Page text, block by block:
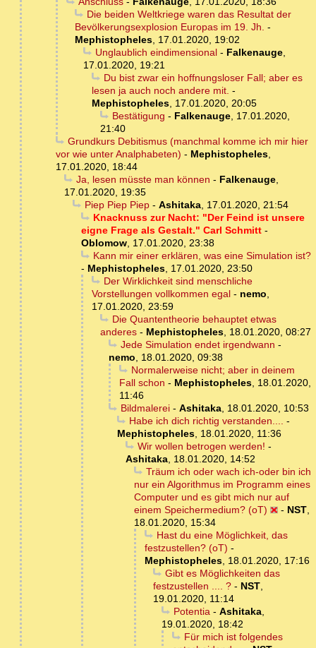
Die beiden Weltkriege waren das Resultat der
Bevölkerungsexplosion Europas im 19. Jh. -
Mephistopheles, 17.01.2020, 19:02
Unglaublich eindimensional- Falkenauge,
17.01.2020, 19:21
Du bist zwar ein hoffnungsloser Fall; aber es
lesen ja auch noch andere mit. -
Mephistopheles, 17.01.2020, 20:05
Bestätigung - Falkenauge, 17.01.2020,
21:40
Grundkurs Debitismus (manchmal komme ich mir hier
vor wie unter Analphabeten) - Mephistopheles,
17.01.2020, 18:44
Ja, lesen müsste man können - Falkenauge,
17.01.2020, 19:35
Piep Piep Piep- Ashitaka, 17.01.2020, 21:54
Knacknuss zur Nacht: "Der Feind ist unsere
eigne Frage als Gestalt." Carl Schmitt -
Oblomow, 17.01.2020, 23:38
Kann mir einer erklären, was eine Simulation ist?
- Mephistopheles, 17.01.2020, 23:50
Der Wirklichkeit sind menschliche
Vorstellungen vollkommen egal - nemo,
17.01.2020, 23:59
Die Quantentheorie behauptet etwas
anderes - Mephistopheles, 18.01.2020, 08:27
Jede Simulation endet irgendwann -
nemo, 18.01.2020, 09:38
Normalerweise nicht; aber in deinem
Fall schon - Mephistopheles, 18.01.2020,
11:46
Bildmalerei- Ashitaka, 18.01.2020, 10:53
Habe ich dich richtig verstanden.... -
Mephistopheles, 18.01.2020, 11:36
Wir wollen betrogen werden! -
Ashitaka, 18.01.2020, 14:52
Träum ich oder wach ich-oder bin ich
nur ein Algorithmus im Programm eines
Computer und es gibt mich nur auf
einem Speichermedium? (oT)
- NST,
18.01.2020, 15:34
Hast du eine Möglichkeit, das
festzustellen? (oT) -
Mephistopheles, 18.01.2020, 17:16
Gibt es Möglichkeiten das
festzustellen .... ? - NST,
19.01.2020, 11:14
Potentia- Ashitaka,
19.01.2020, 18:42
Für mich ist folgendes